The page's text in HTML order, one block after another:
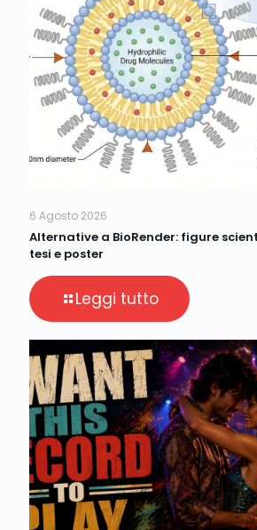
6 Agosto 2026
Alternative a BioRender: figure
tesi e poster
Leggi tutto